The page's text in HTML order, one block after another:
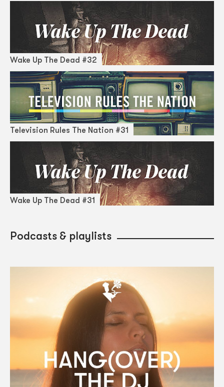
Wake Up The Dead #32
Television Rules The Nation #31
Wake Up The Dead #31
Podcasts & playlists